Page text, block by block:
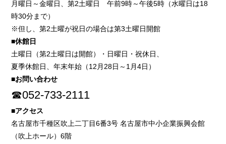
月曜日～金曜日、第2土曜日 午前9時～午後5時（水曜日は18
時30分まで）
※但し、第2土曜が祝日の場合は第3土曜日開館
■休館日
土曜日（第2土曜日は開館）・日曜日・祝休日、
夏季休館日、年末年始（12月28日～1月4日）
■お問い合わせ
☎052-733-2111
■アクセス
名古屋市千種区吹上二丁目6番3号 名古屋市中小企業振興会館
（吹上ホール）6階